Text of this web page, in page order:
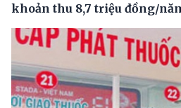
khoản thu 8,7 triệu đồng/